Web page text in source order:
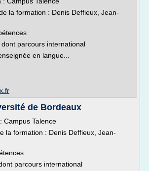
la formation : Denis Deffieux, Jean-
parcours international
en langue...
de Bordeaux
Campus Talence
la formation : Denis Deffieux, Jean-
parcours international